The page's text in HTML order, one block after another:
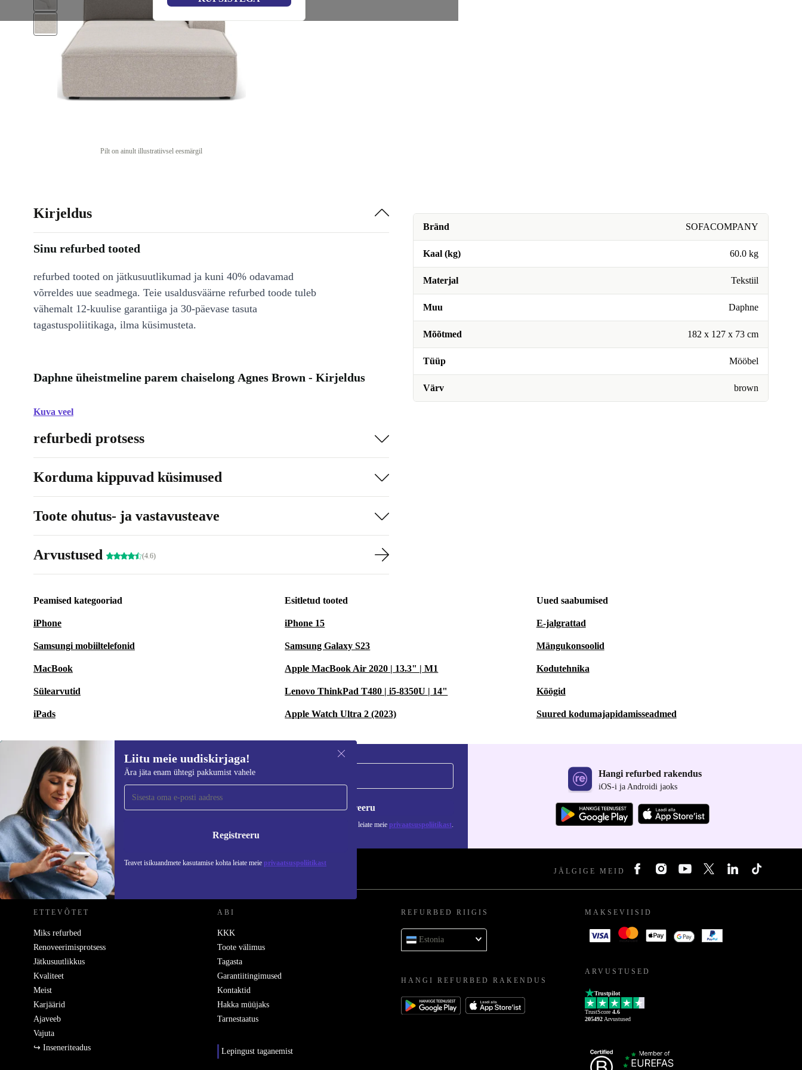
Pilt on ainult illustratiivsel eesmärgil
Bränd SOFACOMPANY
Kaal (kg) 60.0 kg
Materjal Tekstiil
Muu Daphne
Mõõtmed 182 x 127 x 73 cm
Tüüp Mööbel
Värv brown
Kirjeldus
Sinu refurbed tooted
refurbed tooted on jätkusuutlikumad ja kuni 40% odavamad
võrreldes uue seadmega. Teie usaldusväärne refurbed toode tuleb
vähemalt 12-kuulise garantiiga ja 30-päevase tasuta
tagastuspoliitikaga, ilma küsimusteta.
Daphne üheistmeline parem chaiselong Agnes Brown - Kirjeldus
Kuva veel
refurbedi protsess
Korduma kippuvad küsimused
Toote ohutus- ja vastavusteave
Arvustused (4.6)
Peamised kategooriad
iPhone
Samsungi mobiiltelefonid
MacBook
Sülearvutid
iPads
Esitletud tooted
iPhone 15
Samsung Galaxy S23
Apple MacBook Air 2020 | 13.3" | M1
Lenovo ThinkPad T480 | i5-8350U | 14"
Apple Watch Ultra 2 (2023)
Uued saabumised
E-jalgrattad
Mängukonsoolid
Kodutehnika
Köögid
Suured kodumajapidamisseadmed
Liitu meie uudiskirjaga!
Ära jäta enam ühtegi pakkumist vahele
Registreeru
Teavet isikuandmete kasutamise kohta leiate meie privaatsuspoliitikast
Liitu meie uudiskirjaga!
Ära jäta enam ühtegi pakkumist vahele. Registreeru
Teavet isikuandmete kasutamise kohta leiate meie privaatsuspoliitikast.
Hangi refurbed rakendus
iOS-i ja Androidi jaoks
REFURBED EESTI - RETHINK NEW. JÄLGIGE MEID
ETTEVÕTET
Miks refurbed
Renoveerimisprotsess
Jätkusuutlikkus
Kvaliteet
Meist
Karjäärid
Ajaveeb
Vajuta
↪ Inseneriteadus
ABI
KKK
Toote välimus
Tagasta
Garantiitingimused
Kontaktid
Hakka müüjaks
Tarnestaatus
Lepingust taganemist
REFURBED RIIGIS
Estonia
HANGI REFURBED RAKENDUS
MAKSEVIISID
ARVUSTUSED
Trustpilot
TrustScore 4.6
205492 Arvustused